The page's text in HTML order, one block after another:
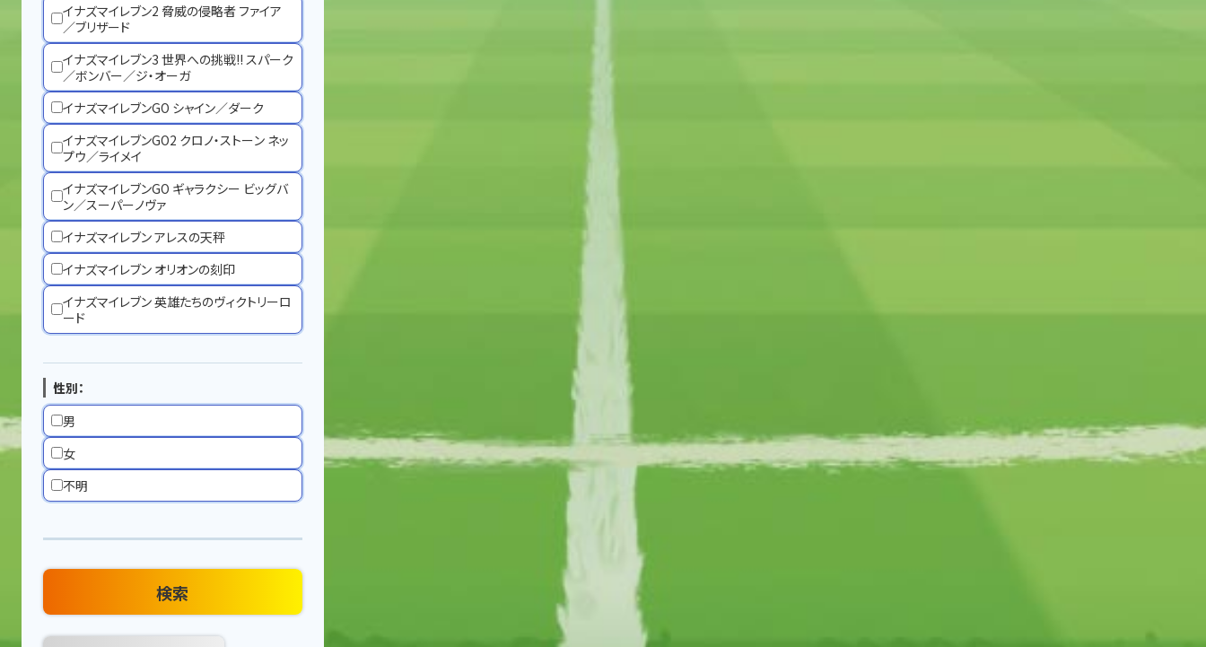
イナズマイレブン2 脅威の侵略者 ファイア
／ブリザード
イナズマイレブン3 世界への挑戦!! スパーク
／ボンバー／ジ・オーガ
イナズマイレブンGO シャイン／ダーク
イナズマイレブンGO2 クロノ・ストーン ネッ
プウ／ライメイ
イナズマイレブンGO ギャラクシー ビッグバ
ン／スーパーノヴァ
イナズマイレブン アレスの天秤
イナズマイレブン オリオンの刻印
イナズマイレブン 英雄たちのヴィクトリーロ
ード
性別：
男
女
不明
検索